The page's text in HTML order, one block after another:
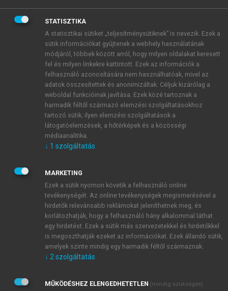
BELÉPÉS SAJÁT FIÓKKAL
ÚJ FIÓK LÉTREHOZÁSA
1 óra díjmentes hozzáférés
E-MAIL-CÍM
JELSZÓ
JELSZÓ ÚJRA
Kérek értesítést a MeRSZ újdonságairól, akcióiról.
Kérek értesítést az Akadémiai Kiadó Zrt. újdonságairól,
Adatkezelési tájékoztatóbanfoglaltakat tudomásul
STATISZTIKA
A statisztikai sütiket „teljesítménysütiknek” is nevezik. Ezek a
sütik információkat gyűjtenek a webhely használatának
módjáról, többek között arról, hogy milyen oldalakat keresett
fel és milyen linkekre kattintott. Ezek az információk a
felhasználó azonosítására nem használhatóak, mivel az
adatok összesítettek és anonimizáltak. Céljuk kizárólag a
weboldal funkcióinak javítása. Ezek közé tartoznak a
harmadik féltől származó elemzési szolgáltatásokhoz
tartozó sütik; ilyen elemzési szolgáltatások a
látogatóelemzések, a hőtérképek és a közösségi
médiaanalitika.
↓ 1 szolgáltatás
MARKETING
Ezek a sütik nyomon követik a felhasználó online
tevékenységét. Az online tevékenységek megismerésével a
hirdetők relevánsabb reklámokat jeleníthetnek meg, és
korlátozhatják, hogy a felhasználó hány alkalommal láthat
egy hirdetést. Ezek a sütik más szervezetekkel és hirdetőkkel
is megoszthatják ezeket az információkat. Ezek állandó sütik,
amelyek szinte mindig egy harmadik féltől származnak.
↓ 2 szolgáltatás
MŰKÖDÉSHEZ ELENGEDHETETLEN (mindig szükséges)